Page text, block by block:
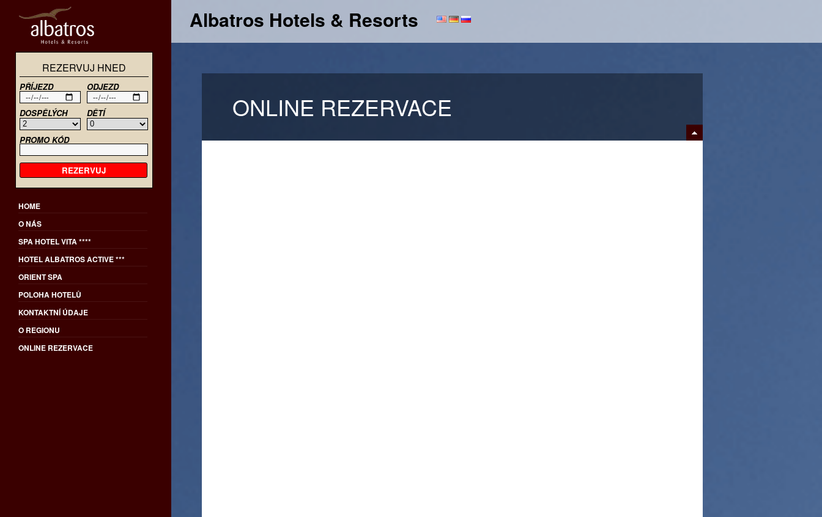
Albatros Hotels & Resorts
HOME
O NÁS
SPA HOTEL VITA ****
HOTEL ALBATROS ACTIVE ***
ORIENT SPA
POLOHA HOTELŮ
KONTAKTNÍ ÚDAJE
O REGIONU
ONLINE REZERVACE
REZERVUJ HNED
PŘÍJEZD ODJEZD
DOSPĚLÝCH DĚTÍ
PROMO KÓD
REZERVUJ
ONLINE REZERVACE
Albatros Hotels & Resorts